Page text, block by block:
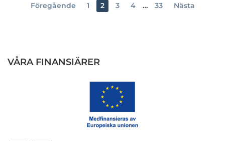
Föregående 1 2 3 4 … 33 Nästa
VÅRA FINANSIÄRER